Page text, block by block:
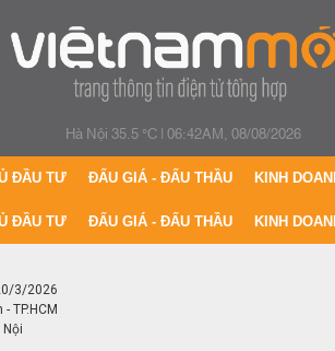
Hà Nội 35.5 °C|06:42AM, 08/08/2026
ĐẦU TƯ ĐẤU GIÁ - ĐẤU THẦU KINH
ĐẦU TƯ ĐẤU GIÁ - ĐẤU THẦU KINH
3/2026
TP.HCM
Nội